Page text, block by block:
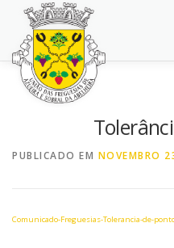
Saltar
conteúdo
INÍCIO JUNTA DE
BALCÃO VIRTUAL
PUBLICADO EM NOVEMBRO
Comunicado-Freguesias-Tolerancia-de-